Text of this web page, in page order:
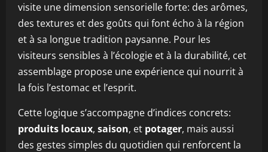
visite une dimension sensorielle forte: des arômes,
des textures et des goûts qui font écho à la région
et à sa longue tradition paysanne. Pour les
visiteurs sensibles à l’écologie et à la durabilité, cet
assemblage propose une expérience qui nourrit à
la fois l’estomac et l’esprit.
Cette logique s’accompagne d’indices concrets:
produits locaux, saison, et potager, mais aussi
des gestes simples du quotidien qui renforcent la